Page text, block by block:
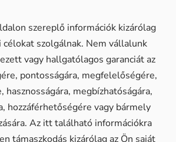
szereplő információk kizárólag
célokat szolgálnak. Nem vállalunk
vagy hallgatólagos garanciát az
pontosságára, megfelelőségére,
hasznosságára, megbízhatóságára,
hozzáférhetőségére vagy bármely
Az itt található információkra
támaszkodás kizárólag az Ön saját